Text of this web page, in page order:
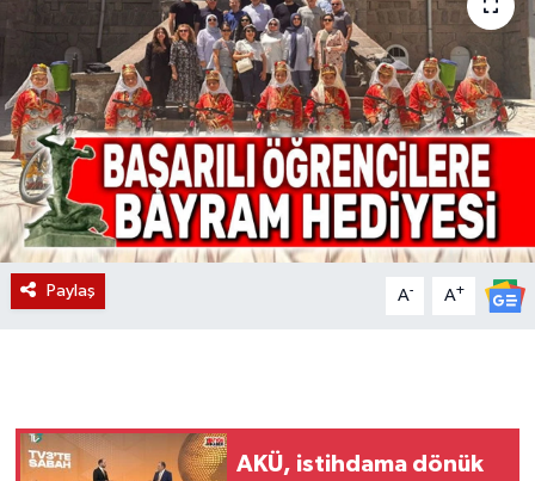
Paylaş A- A+
AKÜ, istihdama dönük
Etkinlikler